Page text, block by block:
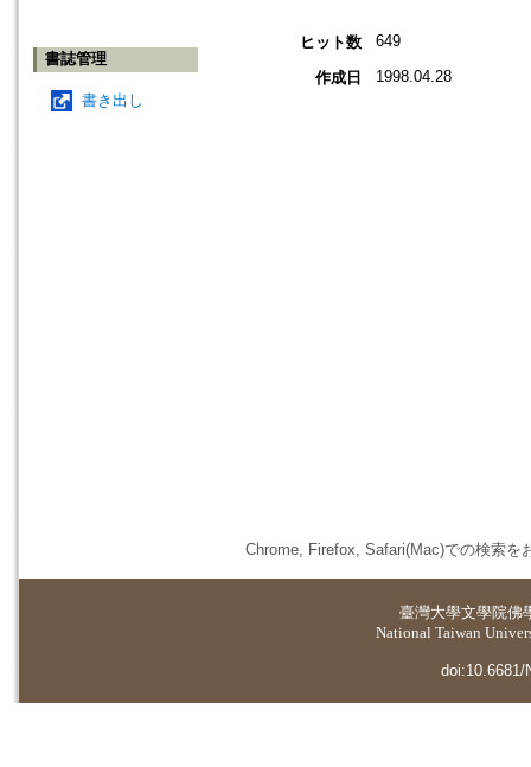
書誌管理
書き出し
ヒット数 649
作成日 1998.04.28
Chrome, Firefox, Safari(Mac)での検索を
臺灣大學文學院佛
National Taiwan
doi:10.6681/